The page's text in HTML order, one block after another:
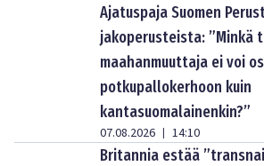
Ajatuspaja Suomen
jakoperusteista: ”Minkä
maahanmuuttaja ei voi
potkupallokerhoon kuin
kantasuomalainenkin?”
07.08.2026 | 14:10
Britannia estää